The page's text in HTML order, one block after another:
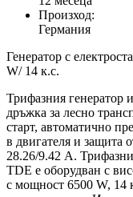
Произход:
Германия
Генератор с
W/ 14 к.с.
Трифазния генератор
дръжка за лесно
старт, автоматично
в двигателя и защита
28.26/9.42 А.
TDE е оборудван с
с мощност 6500 W, 14